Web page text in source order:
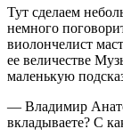
Тут сделаем
немного
виолончелист
ее величестве
маленькую
— Владимир
вкладываете? С